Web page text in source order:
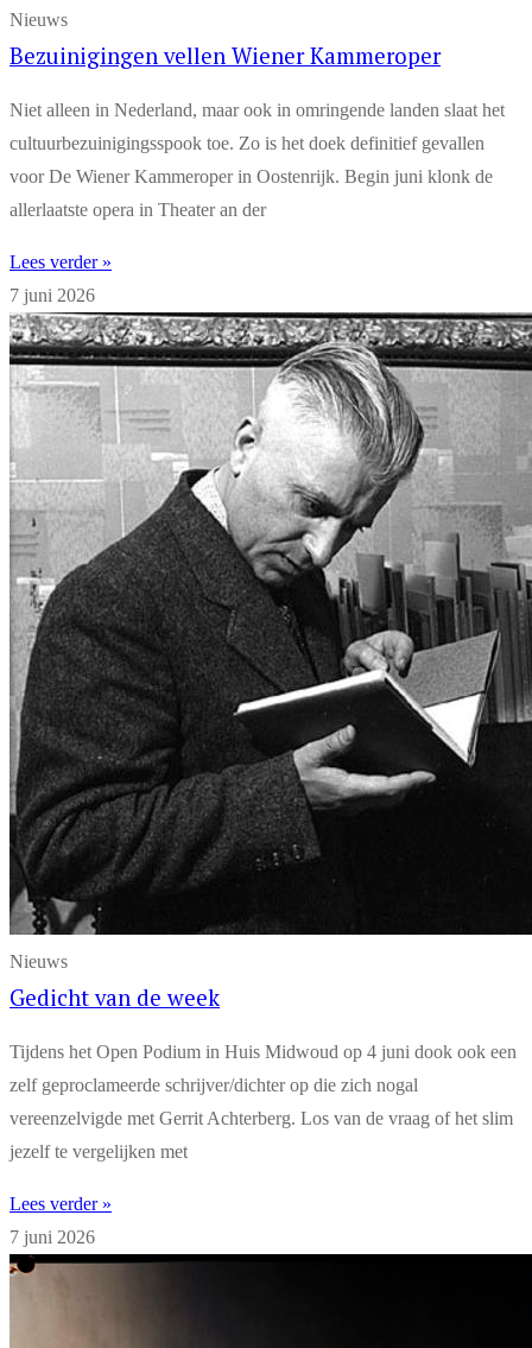
Nieuws
Bezuinigingen vellen Wiener Kammeroper
Niet alleen in Nederland, maar ook in omringende landen slaat het
cultuurbezuinigingsspook toe. Zo is het doek definitief gevallen
voor De Wiener Kammeroper in Oostenrijk. Begin juni klonk de
allerlaatste opera in Theater an der
Lees verder »
7 juni 2026
Nieuws
Gedicht van de week
Tijdens het Open Podium in Huis Midwoud op 4 juni dook ook een
zelf geproclameerde schrijver/dichter op die zich nogal
vereenzelvigde met Gerrit Achterberg. Los van de vraag of het slim
jezelf te vergelijken met
Lees verder »
7 juni 2026